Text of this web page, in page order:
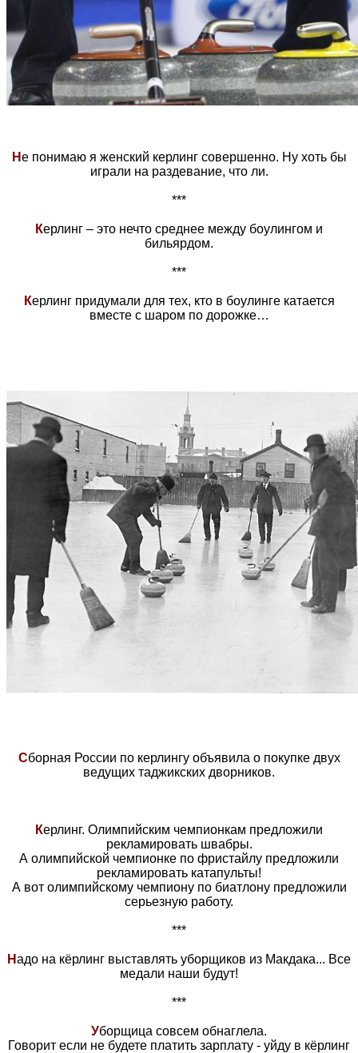
Не понимаю я женский керлинг совершенно. Ну хоть бы
играли на раздевание, что ли.
***
Керлинг – это нечто среднее между боулингом и
бильярдом.
***
Керлинг придумали для тех, кто в боулинге катается
вместе с шаром по дорожке…
Сборная России по керлингу объявила о покупке двух
ведущих таджикских дворников.
Керлинг. Олимпийским чемпионкам предложили
рекламировать швабры.
А олимпийской чемпионке по фристайлу предложили
рекламировать катапульты!
А вот олимпийскому чемпиону по биатлону предложили
серьезную работу.
***
Надо на кёрлинг выставлять уборщиков из Макдака... Все
медали наши будут!
***
Уборщица совсем обнаглела.
Говорит если не будете платить зарплату - уйду в кёрлинг